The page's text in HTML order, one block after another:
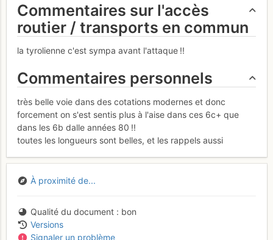
Commentaires sur l'accès
routier / transports en commun
la tyrolienne c'est sympa avant l'attaque !!
Commentaires personnels
très belle voie dans des cotations modernes et donc
forcement on s'est sentis plus à l'aise dans ces 6c+ que
dans les 6b dalle années 80 !!
toutes les longueurs sont belles, et les rappels aussi
À proximité de...
Qualité du document
bon
Versions
Signaler un problème